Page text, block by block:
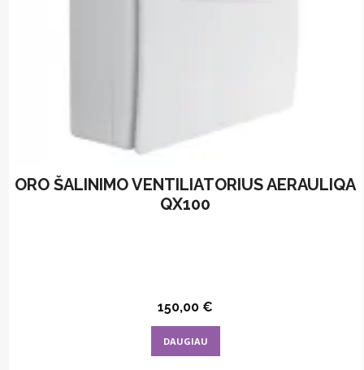
ORO ŠALINIMO VENTILIATORIUS AERAULIQA
QX100
150,00 €
DAUGIAU